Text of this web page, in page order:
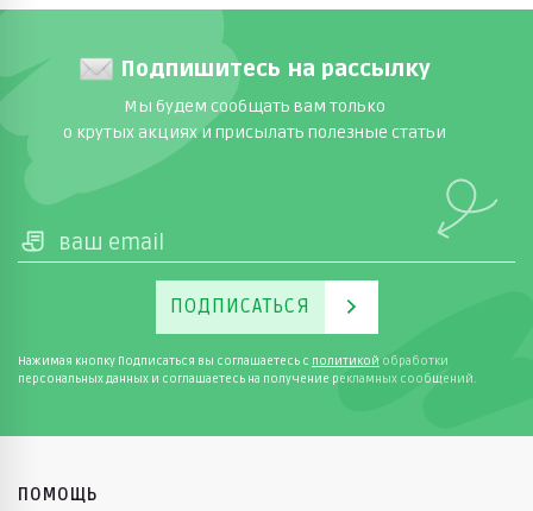
Подпишитесь на рассылку
Мы будем сообщать вам только
о крутых акциях и присылать полезные статьи
ПОДПИСАТЬСЯ
Нажимая кнопку Подписаться вы соглашаетесь с политикой обработки
персональных данных и соглашаетесь на получение рекламных сообщений.
ПОМОЩЬ